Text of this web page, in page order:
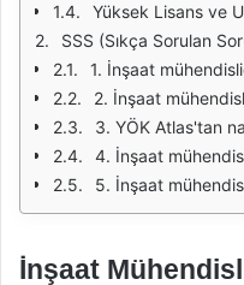
Yüksek Lisans ve
SSS (Sıkça Sorulan
1. İnşaat
2. İnşaat mühendisliği
3. YÖK Atlas'tan
4. İnşaat mühendisliği
5. İnşaat
İnşaat